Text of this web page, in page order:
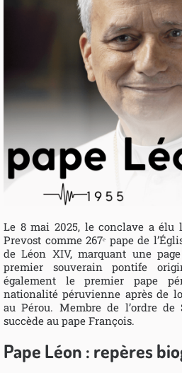
Le 8 mai 2025, le conclave a élu
Prevost comme 267ᵉ pape de
de Léon XIV, marquant une
premier souverain pontife
également le premier pape
nationalité péruvienne après de
au Pérou. Membre de l’ordre
succède au pape François.
Pape Léon : repères